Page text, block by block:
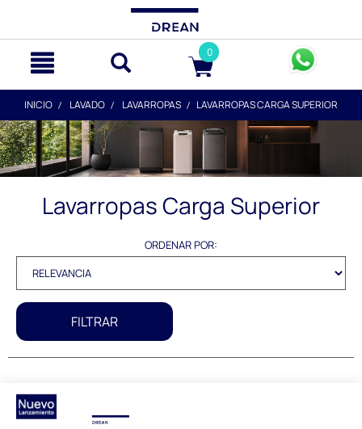
0
INICIO LAVADO LAVARROPAS LAVARROPAS CARGA SUPERIOR
Lavarropas Carga Superior
ORDENAR POR:
FILTRAR